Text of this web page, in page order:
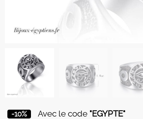
-10% Avec le code "EGYPTE"